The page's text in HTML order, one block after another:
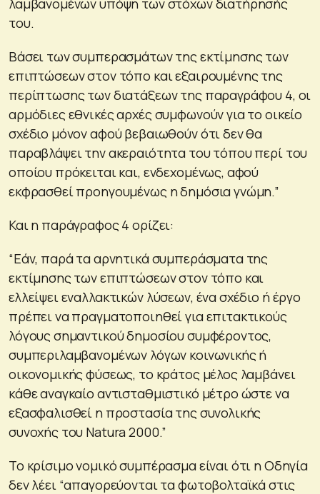
του.
Βάσει των συμπερασμάτων της εκτίμησης των
επιπτώσεων στον τόπο και εξαιρουμένης της
περίπτωσης των διατάξεων της παραγράφου 4, οι
αρμόδιες εθνικές αρχές συμφωνούν για το οικείο
σχέδιο μόνον αφού βεβαιωθούν ότι δεν θα
παραβλάψει την ακεραιότητα του τόπου περί του
οποίου πρόκειται και, ενδεχομένως, αφού
εκφρασθεί προηγουμένως η δημόσια γνώμη.”
Και η παράγραφος 4 ορίζει:
“Εάν, παρά τα αρνητικά συμπεράσματα της
εκτίμησης των επιπτώσεων στον τόπο και
ελλείψει εναλλακτικών λύσεων, ένα σχέδιο ή έργο
πρέπει να πραγματοποιηθεί για επιτακτικούς
λόγους σημαντικού δημοσίου συμφέροντος,
συμπεριλαμβανομένων λόγων κοινωνικής ή
οικονομικής φύσεως, το κράτος μέλος λαμβάνει
κάθε αναγκαίο αντισταθμιστικό μέτρο ώστε να
εξασφαλισθεί η προστασία της συνολικής
συνοχής του Natura 2000.”
Το κρίσιμο νομικό συμπέρασμα είναι ότι η Οδηγία
δεν λέει “απαγορεύονται τα φωτοβολταϊκά στις